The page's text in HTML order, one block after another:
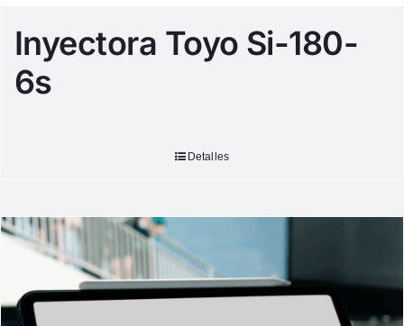
Inyectora Toyo Si-180-
6s
Detalles